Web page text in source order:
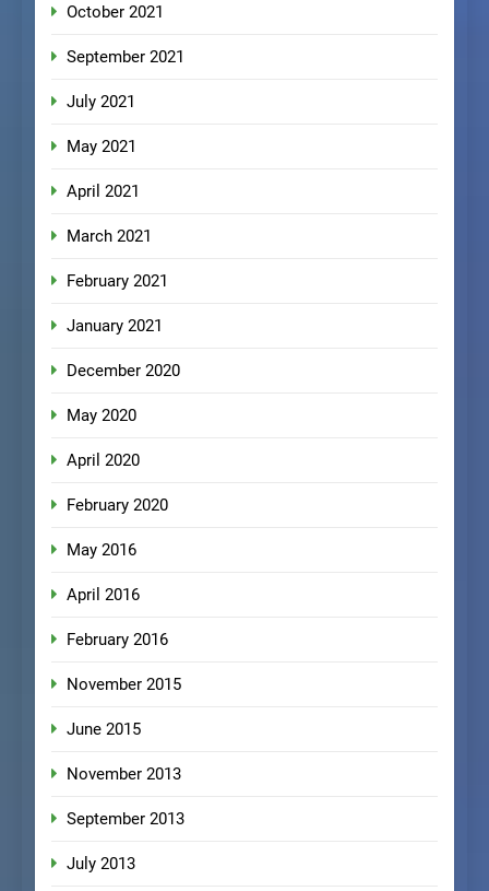
October 2021
September 2021
July 2021
May 2021
April 2021
March 2021
February 2021
January 2021
December 2020
May 2020
April 2020
February 2020
May 2016
April 2016
February 2016
November 2015
June 2015
November 2013
September 2013
July 2013